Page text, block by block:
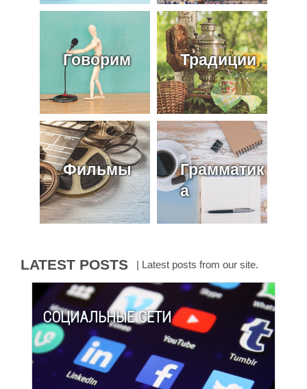
Говорим Традиции
Фильмы
Грамматик
а
LATEST POSTS | Latest posts from our site.
СОЦИАЛЬНЫЕ СЕТИ
grammar notebook
More »